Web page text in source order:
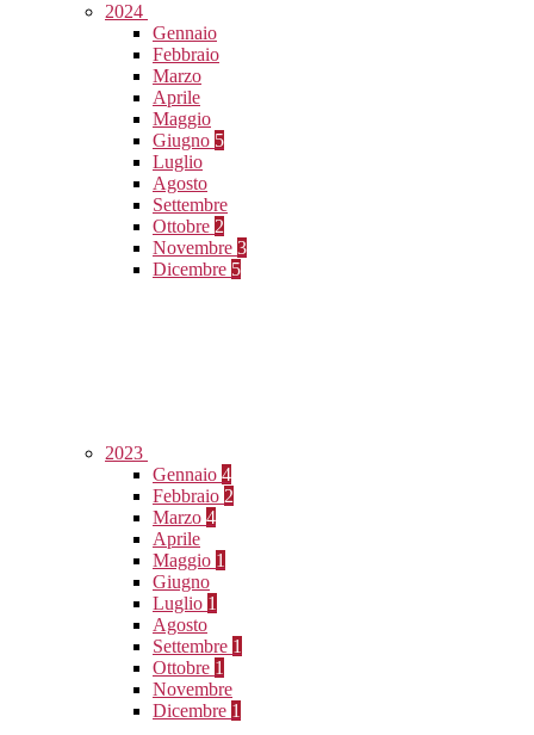
2024
Gennaio
Febbraio
Marzo
Aprile
Maggio
Giugno 5
Luglio
Agosto
Settembre
Ottobre 2
Novembre 3
Dicembre 5
2023
Gennaio 4
Febbraio 2
Marzo 4
Aprile
Maggio 1
Giugno
Luglio 1
Agosto
Settembre 1
Ottobre 1
Novembre
Dicembre 1